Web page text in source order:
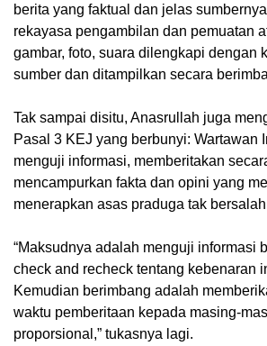
berita yang faktual dan jelas
rekayasa pengambilan dan pemuatan
gambar, foto, suara dilengkapi dengan
sumber dan ditampilkan secara
Tak sampai disitu, Anasrullah juga
Pasal 3 KEJ yang berbunyi: Wartawan
menguji informasi, memberitakan
mencampurkan fakta dan opini yang
menerapkan asas praduga tak
“Maksudnya adalah menguji informasi
check and recheck tentang kebenaran
Kemudian berimbang adalah
waktu pemberitaan kepada masing-
proporsional,” tukasnya lagi.